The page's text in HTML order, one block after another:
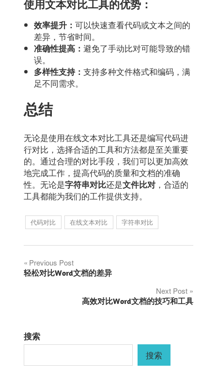
使用文本对比工具的优势：
效率提升：可以快速查看代码或文本之间的
差异，节省时间。
准确性提高：避免了手动比对可能导致的错
误。
多样性支持：支持多种文件格式和编码，满
足不同需求。
总结
无论是使用在线文本对比工具还是编写代码进
行对比，选择合适的工具和方法都是至关重要
的。通过合理的对比手段，我们可以更加高效
地完成工作，提高代码的质量和文档的准确
性。无论是字符串对比还是文件比对 ，合适的
工具都能为我们的工作提供支持。
代码对比 在线文本对比 字符串对比
文
航
Previous Post
轻松对比Word文档的差异
Next Post
高效对比Word文档的技巧和工具
搜索
搜索